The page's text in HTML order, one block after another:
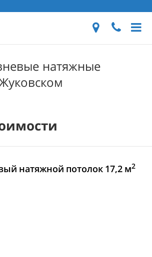
натяжные
натяжной потолок 17,2 м2